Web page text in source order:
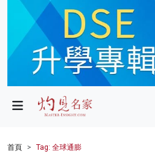
政局
財經
首頁 Tag: 全球通膨